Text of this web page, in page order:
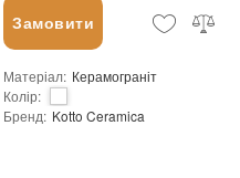
Замовити
Матеріал: Керамограніт
Колір:
Бренд: Kotto Ceramica